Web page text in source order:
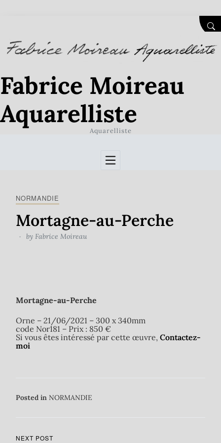
Fabrice Moireau
Aquarelliste
Aquarelliste
NORMANDIE
Mortagne-au-Perche
by Fabrice Moireau
Mortagne-au-Perche
Orne – 21/06/2021 – 300 x 340mm
code Nor181 – Prix : 850 €
Si vous êtes intéressé par cette œuvre, Contactez-
moi
Posted in NORMANDIE
NEXT POST